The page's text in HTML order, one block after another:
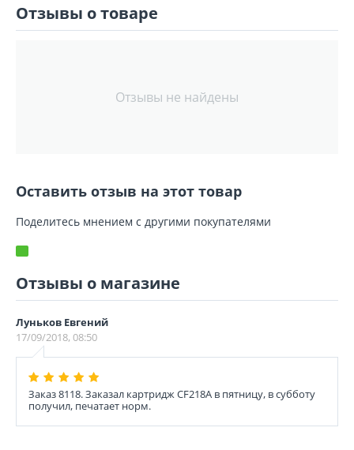
Отзывы о товаре
Отзывы не найдены
Оставить отзыв на этот товар
Поделитесь мнением с другими покупателями
Отзывы о магазине
Луньков Евгений
17/09/2018, 08:50
Заказ 8118. Заказал картридж CF218A в пятницу, в субботу
получил, печатает норм.